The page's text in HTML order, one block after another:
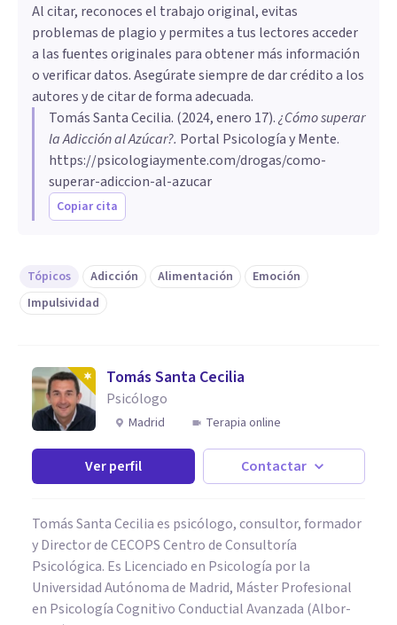
Al citar, reconoces el trabajo original, evitas
problemas de plagio y permites a tus lectores acceder
a las fuentes originales para obtener más información
o verificar datos. Asegúrate siempre de dar crédito a los
autores y de citar de forma adecuada.
Tomás Santa Cecilia. (2024, enero 17).¿Cómo superar
la Adicción al Azúcar?. Portal Psicología y Mente.
https://psicologiaymente.com/drogas/como-
superar-adiccion-al-azucar
Copiar cita
Tópicos Adicción Alimentación
Emoción
Impulsividad
Tomás Santa Cecilia
Psicólogo
Madrid Terapia online
Ver perfil Contactar
Tomás Santa Cecilia es psicólogo, consultor, formador
y Director de CECOPS Centro de Consultoría
Psicológica. Es Licenciado en Psicología por la
Universidad Autónoma de Madrid, Máster Profesional
en Psicología Cognitivo Conductial Avanzada (Albor-